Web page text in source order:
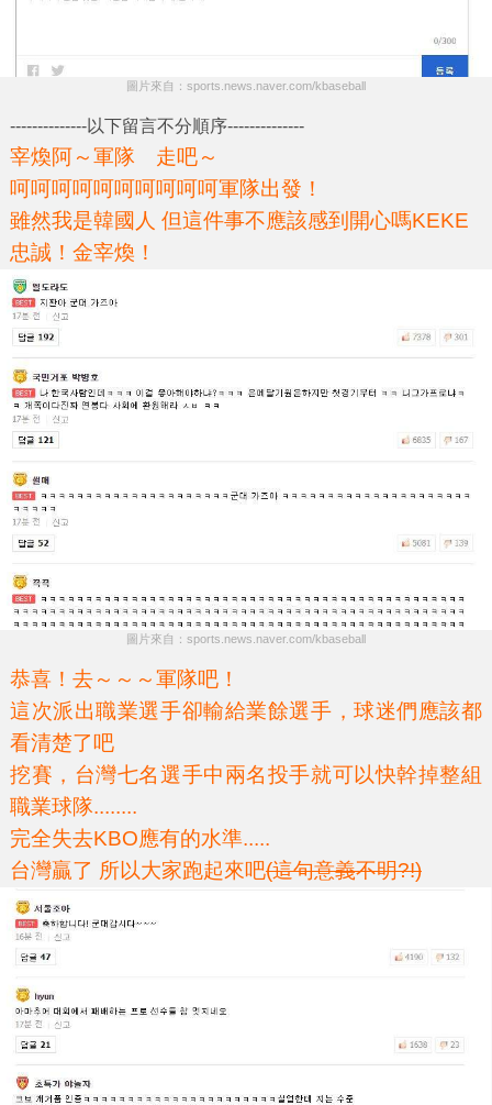
圖片來自：sports.news.naver.com/kbaseball
--------------以下留言不分順序--------------
宰煥阿～軍隊 走吧～
呵呵呵呵呵呵呵呵呵呵軍隊出發！
雖然我是韓國人 但這件事不應該感到開心嗎KEKE
忠誠！金宰煥！
圖片來自：sports.news.naver.com/kbaseball
恭喜！去～～～軍隊吧！
這次派出職業選手卻輸給業餘選手，球迷們應該都
看清楚了吧
挖賽，台灣七名選手中兩名投手就可以快幹掉整組
職業球隊........
完全失去KBO應有的水準.....
台灣贏了 所以大家跑起來吧(這句意義不明?!)